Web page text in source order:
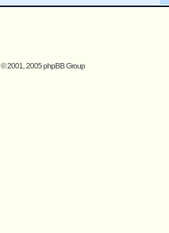
© 2001, 2005 phpBB Group